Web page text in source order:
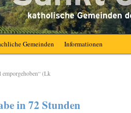
Gemeinden Informationen
emporgehoben“ (Lk
in 72 Stunden